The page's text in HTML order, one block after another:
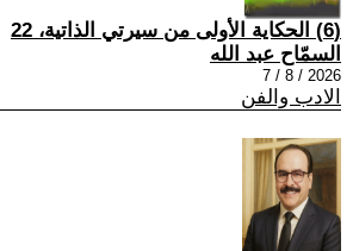
(6) الحكاية الأولى من سيرتي الذاتية، 22
السمّاح عبد الله
2026 / 8 / 7
الادب والفن